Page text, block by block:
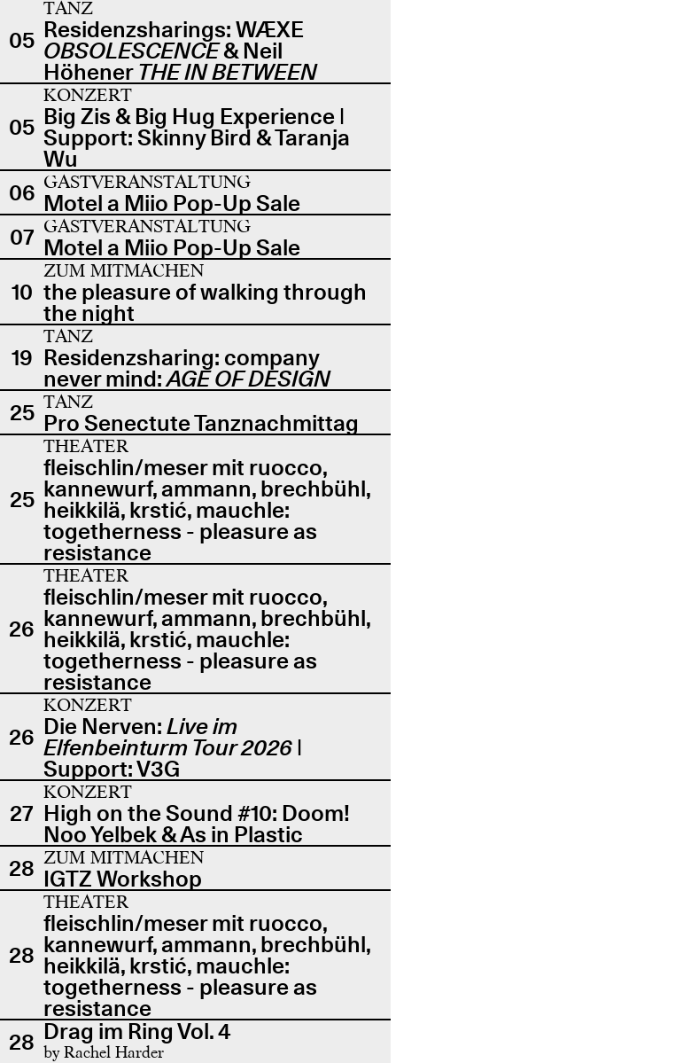
05
TANZ
Residenzsharings: WÆXE
OBSOLESCENCE& Neil
Höhener THE IN BETWEEN
05
KONZERT
Big Zis & Big Hug Experience |
Support: Skinny Bird & Taranja
Wu
06 GASTVERANSTALTUNG
Motel a Miio Pop-Up Sale
07 GASTVERANSTALTUNG
Motel a Miio Pop-Up Sale
10
ZUM MITMACHEN
the pleasure of walking through
the night
19
TANZ
Residenzsharing: company
never mind:AGE OF DESIGN
25 TANZ
Pro Senectute Tanznachmittag
25
THEATER
fleischlin/meser mit ruocco,
kannewurf, ammann, brechbühl,
heikkilä, krstić, mauchle:
togetherness - pleasure as
resistance
26
THEATER
fleischlin/meser mit ruocco,
kannewurf, ammann, brechbühl,
heikkilä, krstić, mauchle:
togetherness - pleasure as
resistance
26
KONZERT
Die Nerven:Live im
Elfenbeinturm Tour 2026 |
Support: V3G
27
KONZERT
High on the Sound #10: Doom!
Noo Yelbek & As in Plastic
28 ZUM MITMACHEN
IGTZ Workshop
28
THEATER
fleischlin/meser mit ruocco,
kannewurf, ammann, brechbühl,
heikkilä, krstić, mauchle:
togetherness - pleasure as
resistance
28 Drag im Ring Vol. 4
by Rachel Harder